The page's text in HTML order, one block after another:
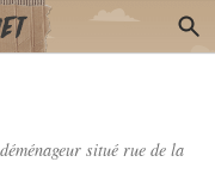
situé rue de la